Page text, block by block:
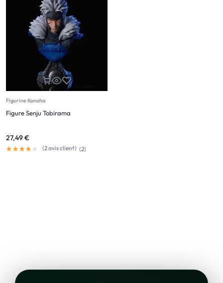
Figurine Konoha
Figure Senju Tobirama
27,49€
(2avis client) (2)